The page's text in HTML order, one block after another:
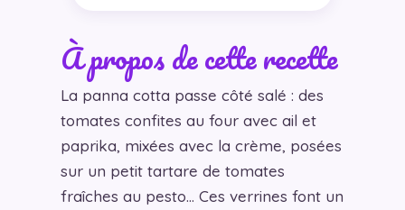
À propos de cette recette
La panna cotta passe côté salé : des
tomates confites au four avec ail et
paprika, mixées avec la crème, posées
sur un petit tartare de tomates
fraîches au pesto… Ces verrines font un